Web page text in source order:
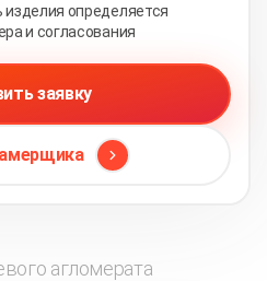
определяется
и согласования
заявку
агломерата